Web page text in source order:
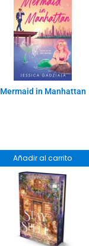
Mermaid in Manhattan
Añadir al carrito